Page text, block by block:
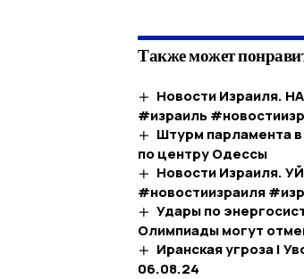
Также может
Новости Израиля.
#израиль
Штурм парламента
по центру Одессы
Новости Израиля.
#новостиизраиля
Удары по
Олимпиады могут
Иранская угроза |
06.08.24